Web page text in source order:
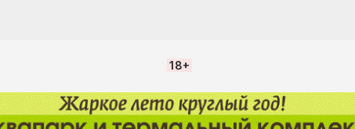
18+